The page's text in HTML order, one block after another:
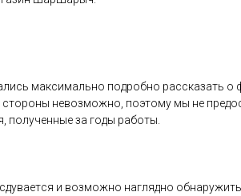
мак­си­маль­но под­робно рас­ска­зать о
не­воз­можно, по­это­му мы не
по­лучен­ные за го­ды ра­боты.
и воз­можно наг­лядно